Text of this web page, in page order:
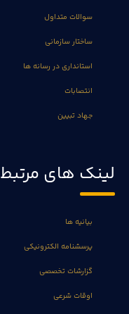
سوالات متداول
ساختار سازمانی
استانداری در رسانه ها
انتصابات
جهاد تبیین
لینک های مرتبط
بیانیه ها
پرسشنامه الکترونیکی
گزارشات تخصصی
اوقات شرعی